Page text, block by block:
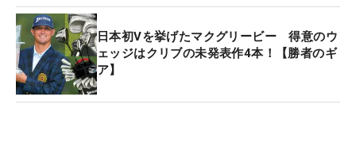
日本初Vを挙げたマクグリービー 得意のウ
ェッジはクリブの未発表作4本！【勝者のギ
ア】